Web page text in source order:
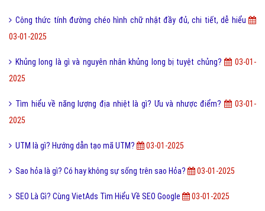
Công thức tính đường chéo hình chữ nhật đầy đủ, chi tiết, dễ hiểu
03-01-2025
Khủng long là gì và nguyên nhân khủng long bị tuyệt chủng?
03-01-
2025
Tìm hiểu về năng lượng địa nhiệt là gì? Ưu và nhược điểm?
03-01-
2025
UTM là gì? Hướng dẫn tạo mã UTM? 03-01-2025
Sao hỏa là gì? Có hay không sự sống trên sao Hỏa? 03-01-2025
SEO Là Gì? Cùng VietAds Tìm Hiểu Về SEO Google 03-01-2025